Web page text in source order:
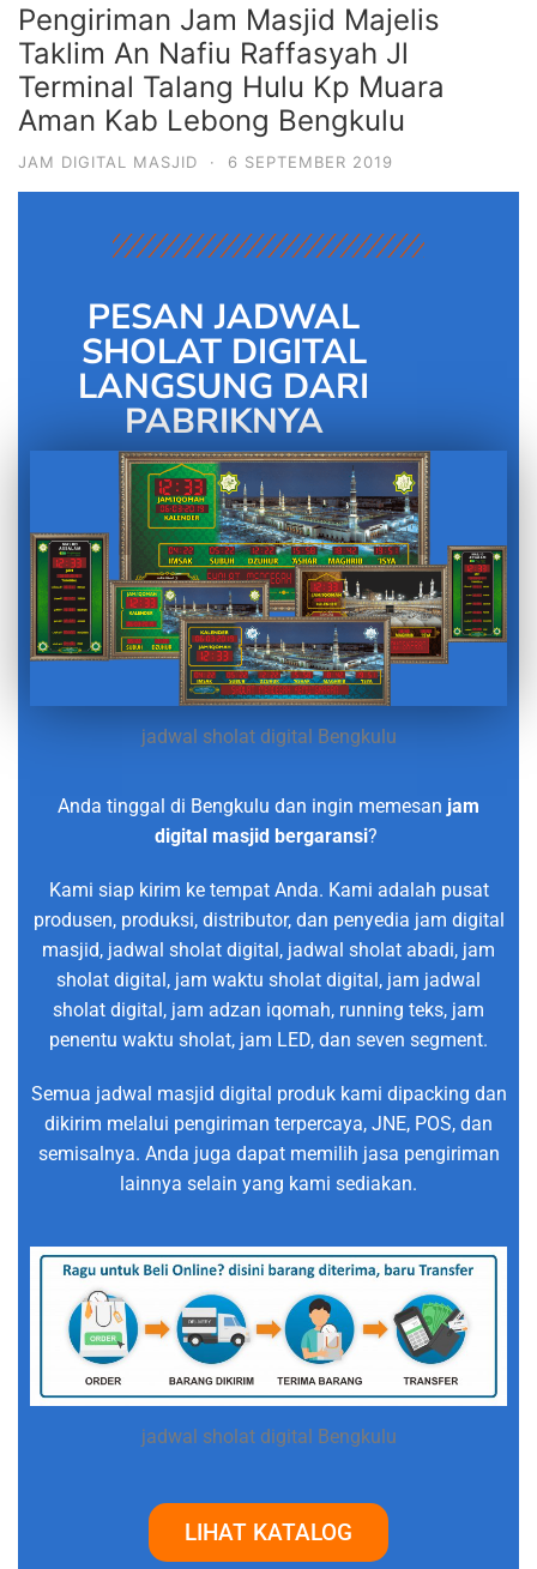
Pengiriman Jam Masjid Majelis
Taklim An Nafiu Raffasyah Jl
Terminal Talang Hulu Kp Muara
Aman Kab Lebong Bengkulu
JAM DIGITAL MASJID · 6 SEPTEMBER 2019
PESAN JADWAL
SHOLAT DIGITAL
LANGSUNG DARI
PABRIKNYA
jadwal sholat digital Bengkulu
Anda tinggal di Bengkulu dan ingin memesan jam
digital masjid bergaransi?
Kami siap kirim ke tempat Anda. Kami adalah pusat
produsen, produksi, distributor, dan penyedia jam digital
masjid, jadwal sholat digital, jadwal sholat abadi, jam
sholat digital, jam waktu sholat digital, jam jadwal
sholat digital, jam adzan iqomah, running teks, jam
penentu waktu sholat, jam LED, dan seven segment.
Semua jadwal masjid digital produk kami dipacking dan
dikirim melalui pengiriman terpercaya, JNE, POS, dan
semisalnya. Anda juga dapat memilih jasa pengiriman
lainnya selain yang kami sediakan.
jadwal sholat digital Bengkulu
LIHAT KATALOG